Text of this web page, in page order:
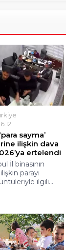
sayma’
ilişkin dava
ertelendi
İl binasının
parayı
ilgili...